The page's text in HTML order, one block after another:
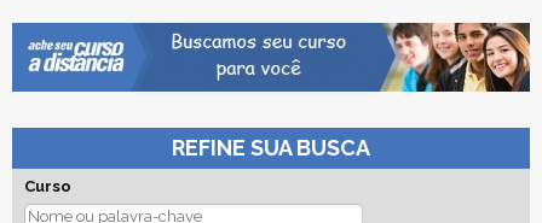
REFINE SUA BUSCA
Curso